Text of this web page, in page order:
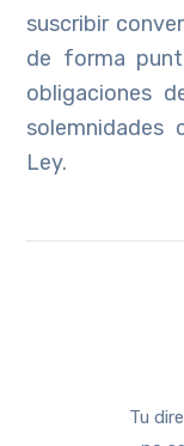
suscribir
de forma
obligaciones
Ley.
Tu